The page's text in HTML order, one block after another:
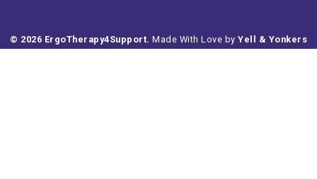
© 2026 ErgoTherapy4Support. Made With Love by Yell & Yonkers